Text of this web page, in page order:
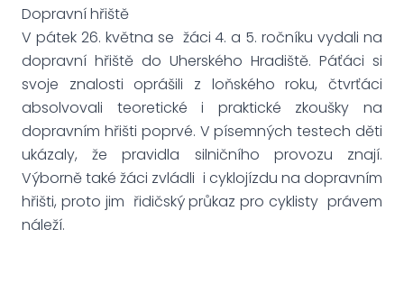
Dopravní hřiště
V pátek 26. května se žáci 4. a 5. ročníku vydali na
dopravní hřiště do Uherského Hradiště. Páťáci si
svoje znalosti oprášili z loňského roku, čtvrťáci
absolvovali teoretické i praktické zkoušky na
dopravním hřišti poprvé. V písemných testech děti
ukázaly, že pravidla silničního provozu znají.
Výborně také žáci zvládli i cyklojízdu na dopravním
hřišti, proto jim řidičský průkaz pro cyklisty právem
náleží.